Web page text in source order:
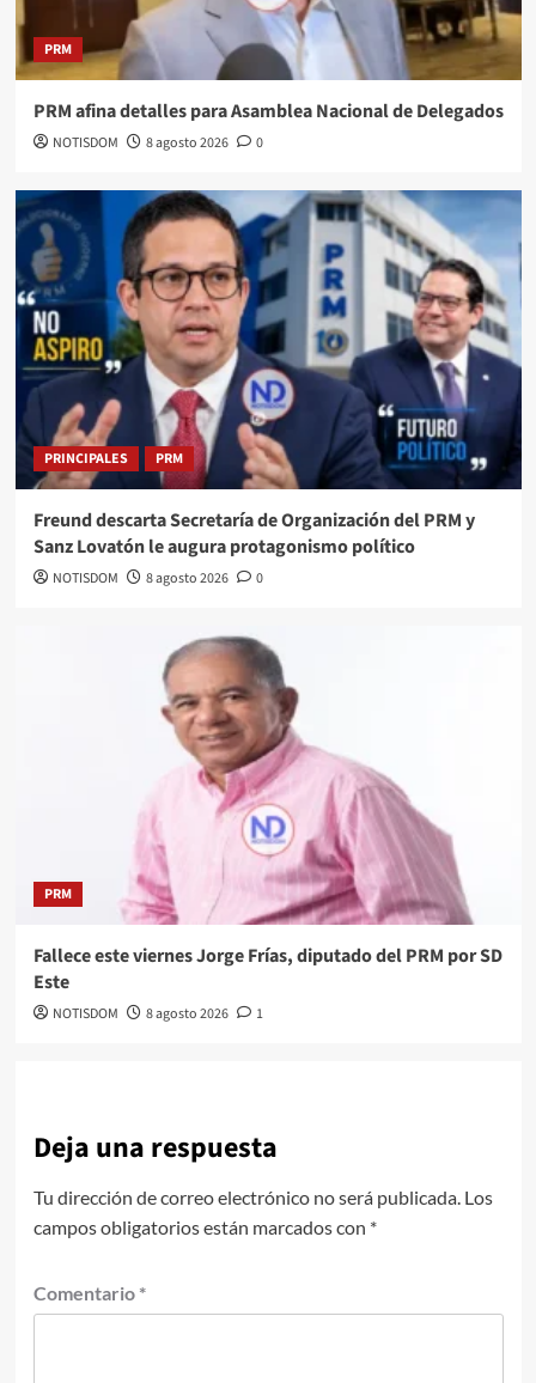
PRM
PRM afina detalles para Asamblea Nacional de Delegados
NOTISDOM 8 agosto 2026 0
PRINCIPALES PRM
Freund descarta Secretaría de Organización del PRM y
Sanz Lovatón le augura protagonismo político
NOTISDOM 8 agosto 2026 0
PRM
Fallece este viernes Jorge Frías, diputado del PRM por SD
Este
NOTISDOM 8 agosto 2026 1
Deja una respuesta
Tu dirección de correo electrónico no será publicada. Los
campos obligatorios están marcados con *
Comentario *